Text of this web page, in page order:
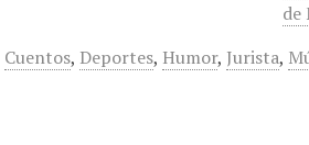
de
Cuentos, Deportes, Humor, Jurista,